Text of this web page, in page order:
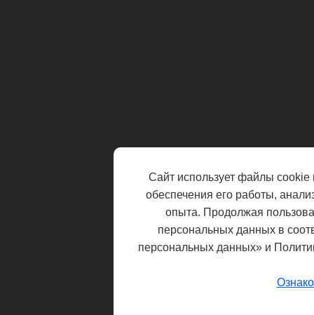
Сайт использует файлы cookie
обеспечения его работы,
опыта. Продолжая
персональных данных в
персональных данных» и